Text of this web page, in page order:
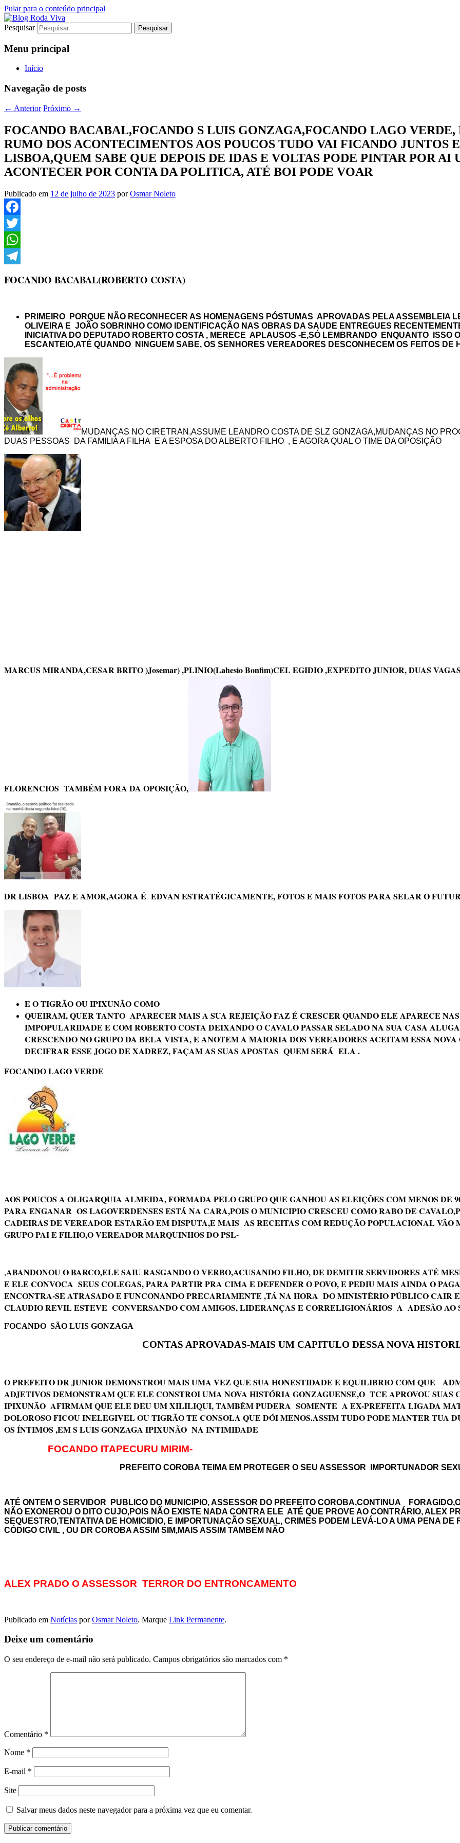
Pular para o conteúdo principal
Blog Roda Viva
Jornalismo sério comprometido com a verdade
Pesquisar
Menu principal
Início
Navegação de posts
← Anterior Próximo →
FOCANDO BACABAL,FOCANDO S LUIS GONZAGA,FOCANDO LAGO
RUMO DOS ACONTECIMENTOS AOS POUCOS TUDO VAI FICANDO JUNTOS
LISBOA,QUEM SABE QUE DEPOIS DE IDAS E VOLTAS PODE PINTAR POR
ACONTECER POR CONTA DA POLITICA, ATÉ BOI PODE VOAR
Publicado em 12 de julho de 2023 porOsmar Noleto
Facebook
Twitter
WhatsApp
FOCANDO BACABAL(ROBERTO COSTA)
PRIMEIRO PORQUE NÃO RECONHECER AS HOMENAGENS PÓSTUMAS APROVADAS PELA ASSEMBLEIA
OLIVEIRA E JOÃO SOBRINHO COMO IDENTIFICAÇÃO NAS OBRAS DA SAUDE ENTREGUES
INICIATIVA DO DEPUTADO ROBERTO COSTA , MERECE APLAUSOS -E,SÓ LEMBRANDO ENQUANTO ISSO
ESCANTEIO,ATÉ QUANDO NINGUEM SABE, OS SENHORES VEREADORES DESCONHECEM OS FEITOS DE
MUDANÇAS NO CIRETRAN,ASSUME LEANDRO COSTA DE SLZ GONZAGA,MUDANÇAS NO
DUAS PESSOAS DA FAMILIA A FILHA E A ESPOSA DO ALBERTO FILHO , E AGORA QUAL O TIME DA OPOSIÇÃO
MARCUS MIRANDA,CESAR BRITO )Josemar) ,PLINIO(Lahesio Bonfim)CEL EGIDIO ,EXPEDITO JUNIOR, DUAS
FLORENCIOS TAMBÉM FORA DA OPOSIÇÃO,
DR LISBOA PAZ E AMOR,AGORA É EDVAN ESTRATÉGICAMENTE, FOTOS E MAIS FOTOS PARA SELAR O
E O TIGRÃO OU IPIXUNÃO COMO
QUEIRAM, QUER TANTO APARECER MAIS A SUA REJEIÇÃO FAZ É CRESCER QUANDO ELE APARECE
IMPOPULARIDADE E COM ROBERTO COSTA DEIXANDO O CAVALO PASSAR SELADO NA SUA CASA
CRESCENDO NO GRUPO DA BELA VISTA, E ANOTEM A MAIORIA DOS VEREADORES ACEITAM ESSA
DECIFRAR ESSE JOGO DE XADREZ, FAÇAM AS SUAS APOSTAS QUEM SERÁ ELA .
FOCANDO LAGO VERDE
AOS POUCOS A OLIGARQUIA ALMEIDA, FORMADA PELO GRUPO QUE GANHOU AS ELEIÇÕES COM MENOS
PARA ENGANAR OS LAGOVERDENSES ESTÁ NA CARA,POIS O MUNICIPIO CRESCEU COMO RABO DE
CADEIRAS DE VEREADOR ESTARÃO EM DISPUTA,E MAIS AS RECEITAS COM REDUÇÃO POPULACIONAL
GRUPO PAI E FILHO,O VEREADOR MARQUINHOS DO PSL-
,ABANDONOU O BARCO,ELE SAIU RASGANDO O VERBO,ACUSANDO FILHO, DE DEMITIR SERVIDORES ATÉ
E ELE CONVOCA SEUS COLEGAS, PARA PARTIR PRA CIMA E DEFENDER O POVO, E PEDIU MAIS AINDA O
ENCONTRA-SE ATRASADO E FUNCONANDO PRECARIAMENTE ,TÁ NA HORA DO MINISTÉRIO PÚBLICO CAIR
CLAUDIO REVIL ESTEVE CONVERSANDO COM AMIGOS, LIDERANÇAS E CORRELIGIONÁRIOS A ADESÃO AO
FOCANDO SÃO LUIS GONZAGA
CONTAS APROVADAS-MAIS UM CAPITULO DESSA NOVA
O PREFEITO DR JUNIOR DEMONSTROU MAIS UMA VEZ QUE SUA HONESTIDADE E EQUILIBRIO COM QUE
ADJETIVOS DEMONSTRAM QUE ELE CONSTROI UMA NOVA HISTÓRIA GONZAGUENSE,O TCE APROVOU SUAS
IPIXUNÃO AFIRMAM QUE ELE DEU UM XILILIQUI, TAMBÉM PUDERA SOMENTE A EX-PREFEITA LIGADA
DOLOROSO FICOU INELEGIVEL OU TIGRÃO TE CONSOLA QUE DÓI MENOS.ASSIM TUDO PODE MANTER TUA
OS ÍNTIMOS ,EM S LUIS GONZAGA IPIXUNÃO NA INTIMIDADE
FOCANDO ITAPECURU MIRIM-
PREFEITO COROBA TEIMA EM PROTEGER O SEU ASSESSOR IMPORTUNADOR
ATÉ ONTEM O SERVIDOR PUBLICO DO MUNICIPIO, ASSESSOR DO PREFEITO COROBA,CONTINUA
NÃO EXONEROU O DITO CUJO,POIS NÃO EXISTE NADA CONTRA ELE ATÉ QUE PROVE AO CONTRÁRIO, ALEX
SEQUESTRO,TENTATIVA DE HOMICIDIO, E IMPORTUNAÇÃO SEXUAL, CRIMES PODEM LEVÁ-LO A UMA PENA
CÓDIGO CIVIL , OU DR COROBA ASSIM SIM,MAIS ASSIM TAMBÉM NÃO
ALEX PRADO O ASSESSOR TERROR DO ENTRONCAMENTO
Publicado em Notícias porOsmar Noleto. Marque Link Permanente.
Deixe um comentário
O seu endereço de e-mail não será publicado. Campos obrigatórios são marcados com *
Comentário *
Nome *
E-mail *
Site
Salvar meus dados neste navegador para a próxima vez que eu comentar.